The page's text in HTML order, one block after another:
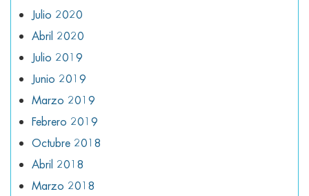
Julio 2020
Abril 2020
Julio 2019
Junio 2019
Marzo 2019
Febrero 2019
Octubre 2018
Abril 2018
Marzo 2018